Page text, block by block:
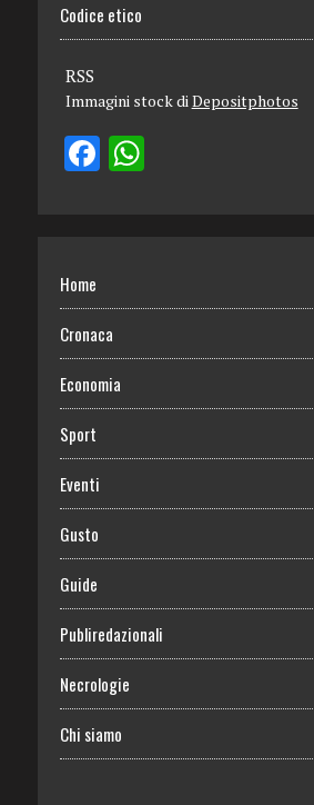
Codice etico
RSS
Immagini stock di Depositphotos
Home
Cronaca
Economia
Sport
Eventi
Gusto
Guide
Publiredazionali
Necrologie
Chi siamo